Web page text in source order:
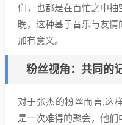
们，也都是在百忙之中
晚，这种基于音乐与友
加有意义。
粉丝视角：共同的
对于张杰的粉丝而言,这
是一次难得的聚会，他